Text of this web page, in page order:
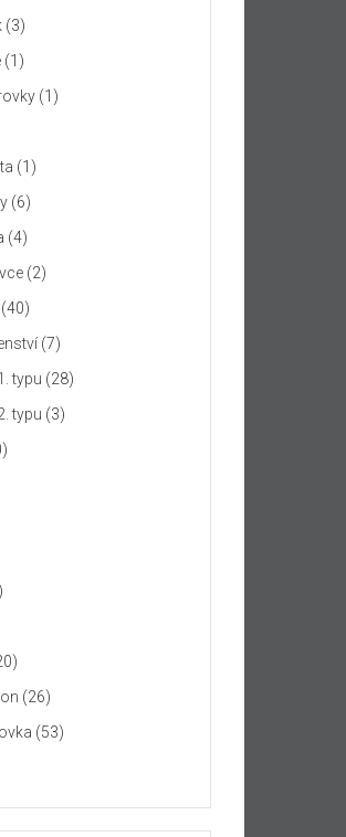
(3)
(1)
(1)
(1)
(6)
(4)
(2)
(40)
(7)
typu (28)
typu (3)
(26)
(53)